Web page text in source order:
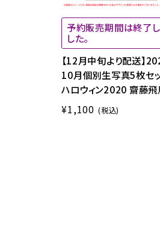
予約販売期間は終了
した。
【12月中旬より配送】
10月個別生写真5枚セ
ハロウィン2020 齋藤飛
¥1,100 (税込)